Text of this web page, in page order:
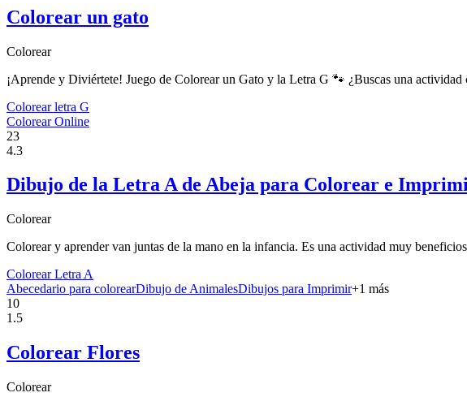
Colorear un gato
Colorear
¡Aprende y Diviértete! Juego de Colorear un Gato y la Letra G 🐾 ¿Buscas una actividad
Colorear letra G
Colorear Online
23
4.3
Dibujo de la Letra A de Abeja para Colorear e
Colorear
Colorear y aprender van juntas de la mano en la infancia. Es una actividad muy
Colorear Letra A
Abecedario para colorearDibujo de AnimalesDibujos para Imprimir+1 más
10
1.5
Colorear Flores
Colorear